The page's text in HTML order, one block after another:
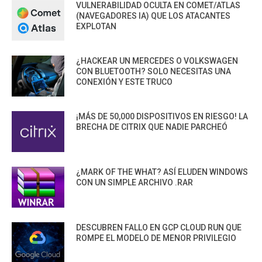
VULNERABILIDAD OCULTA EN COMET/ATLAS
(NAVEGADORES IA) QUE LOS ATACANTES
EXPLOTAN
¿HACKEAR UN MERCEDES O VOLKSWAGEN
CON BLUETOOTH? SOLO NECESITAS UNA
CONEXIÓN Y ESTE TRUCO
¡MÁS DE 50,000 DISPOSITIVOS EN RIESGO! LA
BRECHA DE CITRIX QUE NADIE PARCHEÓ
¿MARK OF THE WHAT? ASÍ ELUDEN WINDOWS
CON UN SIMPLE ARCHIVO .RAR
DESCUBREN FALLO EN GCP CLOUD RUN QUE
ROMPE EL MODELO DE MENOR PRIVILEGIO